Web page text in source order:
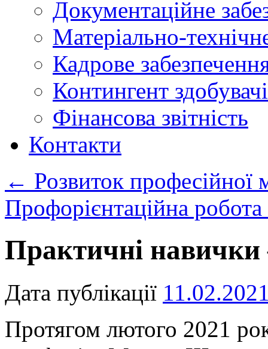
Документаційне
Матеріально-
Кадрове
Контингент
Фінансова звітність
Контакти
← Розвиток професійної
Профорієнтаційна робота
Практичні навички
Дата публікації
Протягом лютого 2021